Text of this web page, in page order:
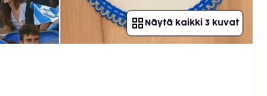
Näytä kaikki 3 kuvat